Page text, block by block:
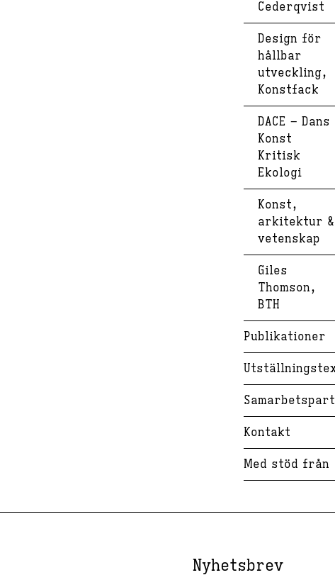
Cederqvist
Design för
hållbar
utveckling,
Konstfack
DACE – Dans
Konst
Kritisk
Ekologi
Konst,
arkitektur &
vetenskap
Giles
Thomson,
BTH
Publikationer
Kontakt
Med stöd från
Nyhetsbrev